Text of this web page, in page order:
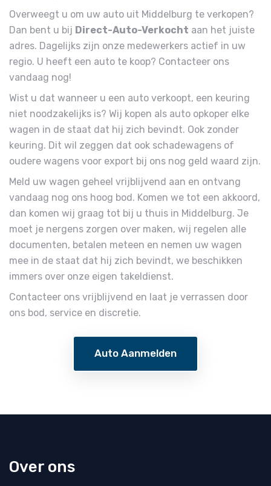
Overweegt u om uw auto uit Middelburg te verkopen?
Dan bent u bij Direct-Auto-Verkocht aan het juiste
adres. Dagelijks zijn onze medewerkers actief in uw
regio. U heeft een auto te koop? Contacteer ons
vandaag nog!
Wist u dat wanneer u een auto verkoopt, een keuring
niet noodzakelijks is? Wij kopen als auto opkoper elke
wagen in de staat dat hij zich bevindt. Ook zonder
keuring. Dit wil zeggen dat ook schadewagens of
oudere wagens voor export bij ons nog geld waard zijn.
Meld uw wagen geheel vrijblijvend aan en ontvang
vandaag nog ons hoog bod. Komen we tot een akkoord,
dan komen wij graag tot bij u thuis in Middelburg. Je
moet je nergens zorgen over maken, wij regelen alle
documenten, betalen meteen en nemen uw wagen
mee in de staat dat hij zich bevindt, we beschikken
immers over onze eigen takeldienst.
Contacteer ons vrijblijvend en laat je verrassen door
ons bod, service en discretie.
Auto Aanmelden
Over ons